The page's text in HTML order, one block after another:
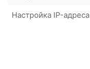
Настройка IP-адреса